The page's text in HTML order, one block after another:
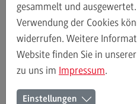
Berufsperspektiven
Kontakt
Advanced Practice in
Advanced Practice in
Rahmenbedingungen
Soziale Arbeit in der
Master Soziale
gesammelt und
Verwendung der Cookies
widerrufen. Weitere
Website finden Sie in unserer
zu uns im Impressum.
Einstellungen